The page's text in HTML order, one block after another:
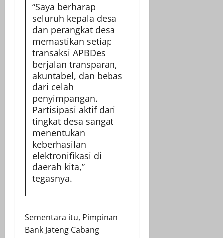
“Saya berharap
seluruh kepala desa
dan perangkat desa
memastikan setiap
transaksi APBDes
berjalan transparan,
akuntabel, dan bebas
dari celah
penyimpangan.
Partisipasi aktif dari
tingkat desa sangat
menentukan
keberhasilan
elektronifikasi di
daerah kita,”
tegasnya.
Sementara itu, Pimpinan
Bank Jateng Cabang